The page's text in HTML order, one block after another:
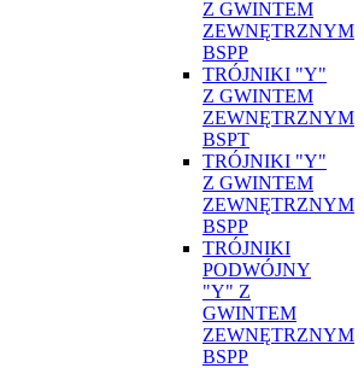
Z GWINTEM
ZEWNĘTRZNYM
BSPP
TRÓJNIKI "Y"
Z GWINTEM
ZEWNĘTRZNYM
BSPT
TRÓJNIKI "Y"
Z GWINTEM
ZEWNĘTRZNYM
BSPP
TRÓJNIKI
PODWÓJNY
"Y" Z
GWINTEM
ZEWNĘTRZNYM
BSPP